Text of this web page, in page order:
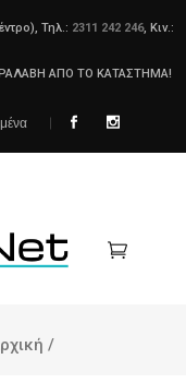
Τηλ.: 2311 242 246, Κιν.:
ΑΠΟ ΤΟ ΚΑΤΑΣΤΗΜΑ!
/